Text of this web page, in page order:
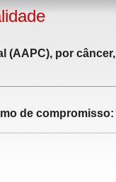
(AAPC), por
de compromisso: